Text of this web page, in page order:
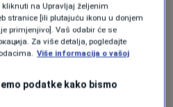
zvijezda Džoa
na kojeg je sasvim
stare
na Upravljaj željenim
stranice [ili plutajuću ikonu u donjem
primjenjivo]. Vaš odabir će se
Za više detalja, pogledajte
Više informacija o vašoj
podatke kako bismo